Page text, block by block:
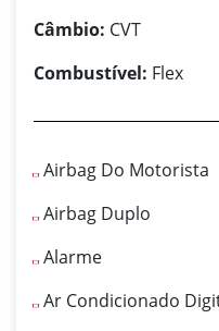
Câmbio: CVT
Combustível: Flex
Airbag Do Motorista
Airbag Duplo
Alarme
Ar Condicionado